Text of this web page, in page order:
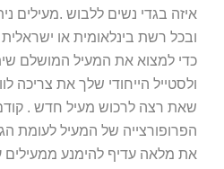
איזה בגדי נשים ללבוש .מעילים
ובכל רשת בינלאומית או ישראלית
כדי למצוא את המעיל המושלם
ולסטייל הייחודי שלך את צריכה
שאת רצה לרכוש מעיל חדש .
הפרופורצייה של המעיל לעומת
את מלאה עדיף להימנע ממעילים